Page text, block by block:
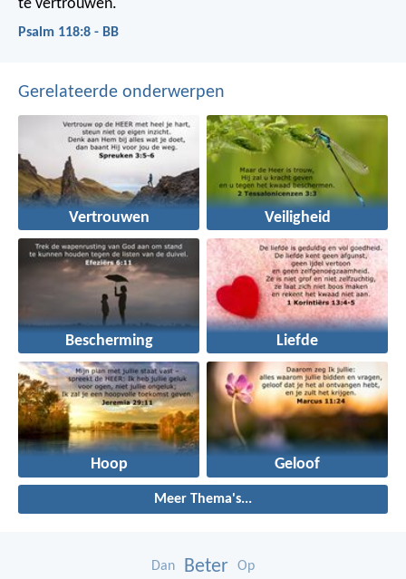
te vertrouwen.
Psalm 118:8 - BB
Gerelateerde onderwerpen
Vertrouwen Veiligheid
Bescherming Liefde
Hoop Geloof
Meer Thema's...
Dan Beter Op